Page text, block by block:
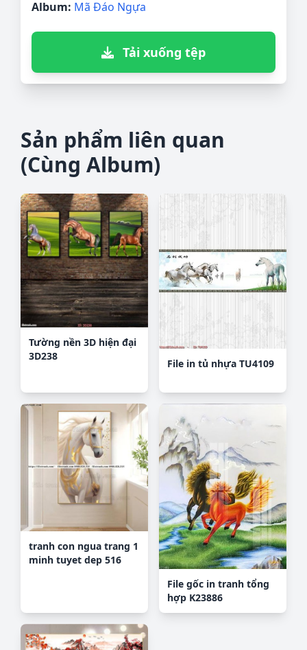
Album: Mã Đáo Ngựa
Tải xuống tệp
Sản phẩm liên quan
(Cùng Album)
Tường nền 3D hiện đại
3D238
File in tủ nhựa TU4109
tranh con ngua trang 1
minh tuyet dep 516
File gốc in tranh tổng
hợp K23886